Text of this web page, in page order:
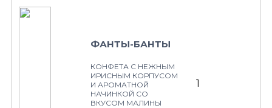
ФАНТЫ-БАНТЫ
КОНФЕТА С НЕЖНЫМ
ИРИСНЫМ КОРПУСОМ
И АРОМАТНОЙ
НАЧИНКОЙ СО
ВКУСОМ МАЛИНЫ
1